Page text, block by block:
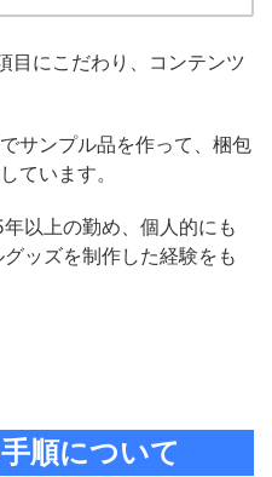
目にこだわり、コンテンツ
サンプル品を作って、梱包
ています。
以上の勤め、個人的にも
ッズを制作した経験をも
順について